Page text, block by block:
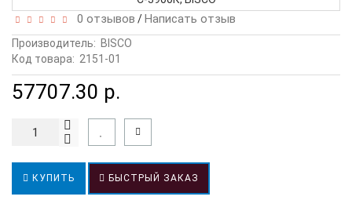
0 отзывов /Написать отзыв
Производитель: BISCO
Код товара: 2151-01
57707.30 р.
КУПИТЬ БЫСТРЫЙ ЗАКАЗ